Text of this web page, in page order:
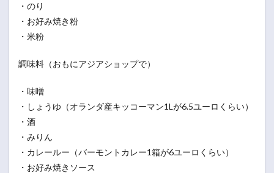
・のり
・お好み焼き粉
・米粉
調味料（おもにアジアショップで）
・味噌
・しょうゆ（オランダ産キッコーマン1Lが6.5ユーロくらい）
・酒
・みりん
・カレールー（バーモントカレー1箱が6ユーロくらい）
・お好み焼きソース